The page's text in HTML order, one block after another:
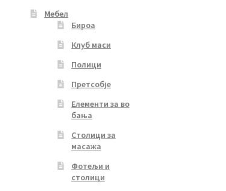
Мебел
Бироа
Клуб маси
Полици
Претсобје
Елементи за во
бања
Столици за
масажа
Фотељи и
столици